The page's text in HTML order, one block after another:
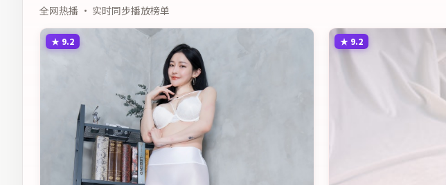
全网热播 · 实时同步播放榜单
★ 9.2 ★ 9.2